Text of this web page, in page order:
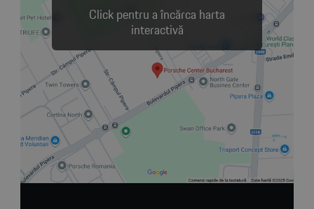
Click pentru a încărca harta
interactivă